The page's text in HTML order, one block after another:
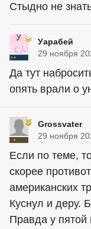
Стыдно не
Уарабей
29 ноября
Да тут
опять врали о
Grossvater
29 ноября
Если по теме,
скорее
американских
Куснул и деру.
Правда у